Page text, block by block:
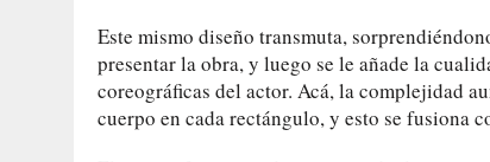
Este mismo diseño transmuta,
presentar la obra, y luego se le añade la
coreográficas del actor. Acá, la complejidad
cuerpo en cada rectángulo, y esto se fusiona